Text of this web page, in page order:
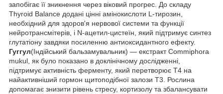
запобігає її зникнення через віковий прогрес. До складу
Thyroid Balance додані цінні амінокислоти L-тирозин,
необхідний для здоров'я нервової системи та функції
нейротрансмітерів, і N-ацетил-цистеїн, який підтримує синтез
глутатіону завдяки посиленню антиоксидантного ефекту.
Гуггул(Індійський бальзамувальник) — екстракт Commiphora
mukul, як було показано в доклінічному дослідженні,
підтримує активність ферменту, який перетворює Т4 на
найактивніший гормон щитоподібної залози Т3. Рослина
допомагає знизити рівень стресу, кортизолу та збалансувати